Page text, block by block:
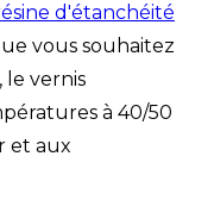
d'étanchéité
vous souhaitez
le vernis
à 40/50
et aux